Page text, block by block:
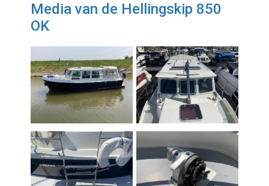
Media van de Hellingskip 850
OK